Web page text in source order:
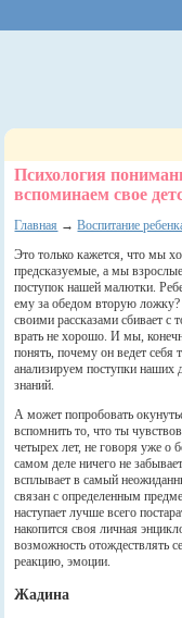
Психология
вспоминаем свое
Главная →Воспитание
Это только кажется, что мы
предсказуемые, а мы
поступок нашей малютки.
ему за обедом вторую ложку?
своими рассказами сбивает с
врать не хорошо. И мы,
понять, почему он ведет себя
анализируем поступки наших
знаний.
А может попробовать
вспомнить то, что ты
четырех лет, не говоря уже о
самом деле ничего не
всплывает в самый
связан с определенным
наступает лучше всего
накопится своя личная
возможность отождествлять
реакцию, эмоции.
Жадина